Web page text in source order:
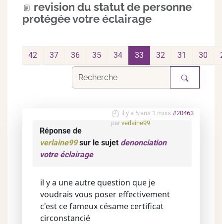
revision du statut de personne
protégée votre éclairage
30
31
32
33
34
35
36
37
42
il y a 5 ans 1 mois #20463
par verlaine99
Réponse de
verlaine99sur le sujet denonciation
votre éclairage
il y a une autre question que je
voudrais vous poser effectivement
c'est ce fameux césame certificat
circonstancié